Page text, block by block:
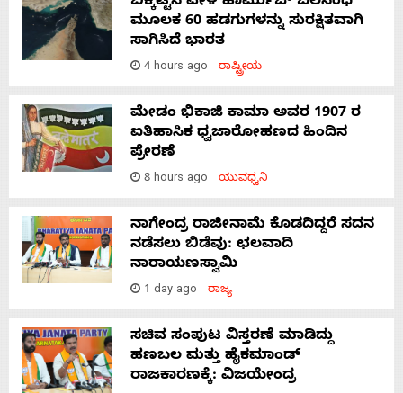
ಮೂಲಕ 60 ಹಡಗುಗಳನ್ನು ಸುರಕ್ಷಿತವಾಗಿ
ಸಾಗಿಸಿದೆ ಭಾರತ
4 hours ago ರಾಷ್ಟ್ರೀಯ
ಮೇಡಂ ಭಿಕಾಜಿ ಕಾಮಾ ಅವರ 1907 ರ
ಐತಿಹಾಸಿಕ ಧ್ವಜಾರೋಹಣದ ಹಿಂದಿನ
ಪ್ರೇರಣೆ
8 hours ago ಯುವಧ್ವನಿ
ನಾಗೇಂದ್ರ ರಾಜೀನಾಮೆ ಕೊಡದಿದ್ದರೆ ಸದನ
ನಡೆಸಲು ಬಿಡೆವು: ಛಲವಾದಿ
ನಾರಾಯಣಸ್ವಾಮಿ
1 day ago ರಾಜ್ಯ
ಸಚಿವ ಸಂಪುಟ ವಿಸ್ತರಣೆ ಮಾಡಿದ್ದು
ಹಣಬಲ ಮತ್ತು ಹೈಕಮಾಂಡ್
ರಾಜಕಾರಣಕ್ಕೆ: ವಿಜಯೇಂದ್ರ